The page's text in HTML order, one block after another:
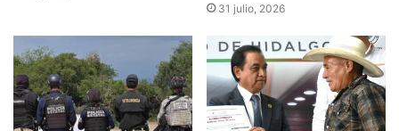
31 julio, 2026